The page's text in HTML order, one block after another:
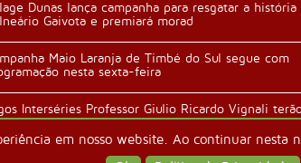
em nosso website. Ao continuar nesta
Dunas lança campanha para resgatar a história
Gaivota e premiará morad
Maio Laranja de Timbé do Sul segue com
nesta sexta-feira
Interséries Professor Giulio Ricardo Vignali
durante festa da família n